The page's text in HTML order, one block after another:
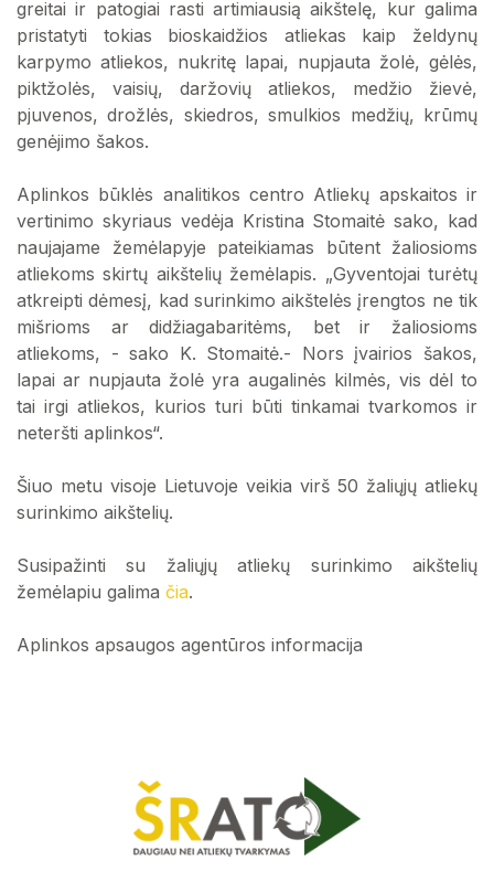
greitai ir patogiai rasti artimiausią aikštelę, kur galima
pristatyti tokias bioskaidžios atliekas kaip želdynų
karpymo atliekos, nukritę lapai, nupjauta žolė, gėlės,
piktžolės, vaisių, daržovių atliekos, medžio žievė,
pjuvenos, drožlės, skiedros, smulkios medžių, krūmų
genėjimo šakos.
Aplinkos būklės analitikos centro Atliekų apskaitos ir
vertinimo skyriaus vedėja Kristina Stomaitė sako, kad
naujajame žemėlapyje pateikiamas būtent žaliosioms
atliekoms skirtų aikštelių žemėlapis. „Gyventojai turėtų
atkreipti dėmesį, kad surinkimo aikštelės įrengtos ne tik
mišrioms ar didžiagabaritėms, bet ir žaliosioms
atliekoms, - sako K. Stomaitė.- Nors įvairios šakos,
lapai ar nupjauta žolė yra augalinės kilmės, vis dėl to
tai irgi atliekos, kurios turi būti tinkamai tvarkomos ir
neteršti aplinkos“.
Šiuo metu visoje Lietuvoje veikia virš 50 žaliųjų atliekų
surinkimo aikštelių.
Susipažinti su žaliųjų atliekų surinkimo aikštelių
žemėlapiu galima čia.
Aplinkos apsaugos agentūros informacija